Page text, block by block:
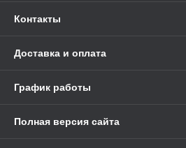
Контакты
Доставка и оплата
График работы
Полная версия сайта